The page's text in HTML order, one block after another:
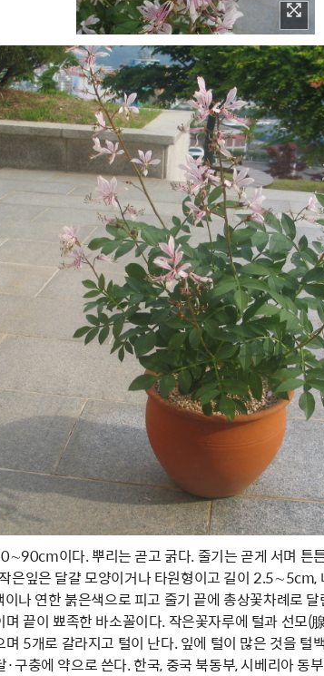
이다. 뿌리는 곧고 굵다. 줄기는 곧게 서며
은잎은 달걀 모양이거나 타원형이고 길이
나 연한 붉은색으로 피고 줄기 끝에 총상꽃차례로
끝이 뾰족한 바소꼴이다. 작은꽃자루에 털과 선모(
5개로 갈라지고 털이 난다. 잎에 털이 많은 것을
구충에 약으로 쓴다. 한국, 중국 북동부, 시베리아 동